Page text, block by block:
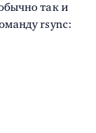
так и
rsync: